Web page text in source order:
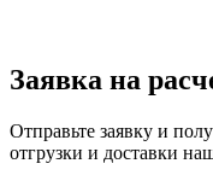
Заявка на
Отправьте заявку и
отгрузки и доставки